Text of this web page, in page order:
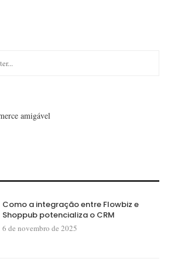
Como a integração entre Flowbiz e
Shoppub potencializa o CRM
6 de novembro de 2025